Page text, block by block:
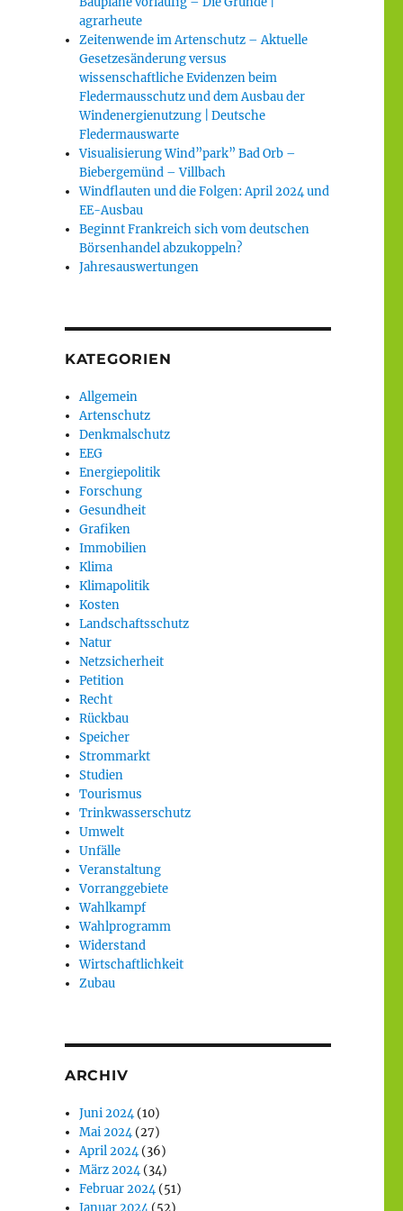
agrarheute
Zeitenwende im Artenschutz – Aktuelle
Gesetzesänderung versus
wissenschaftliche Evidenzen beim
Fledermausschutz und dem Ausbau der
Windenergienutzung | Deutsche
Fledermauswarte
Visualisierung Wind”park” Bad Orb –
Biebergemünd – Villbach
Windflauten und die Folgen: April 2024 und
EE-Ausbau
Beginnt Frankreich sich vom deutschen
Börsenhandel abzukoppeln?
Jahresauswertungen
KATEGORIEN
Allgemein
Artenschutz
Denkmalschutz
EEG
Energiepolitik
Forschung
Gesundheit
Grafiken
Immobilien
Klima
Klimapolitik
Kosten
Landschaftsschutz
Natur
Netzsicherheit
Petition
Recht
Rückbau
Speicher
Strommarkt
Studien
Tourismus
Trinkwasserschutz
Umwelt
Unfälle
Veranstaltung
Vorranggebiete
Wahlkampf
Wahlprogramm
Widerstand
Wirtschaftlichkeit
Zubau
ARCHIV
Juni 2024(10)
Mai 2024(27)
April 2024(36)
März 2024(34)
Februar 2024(51)